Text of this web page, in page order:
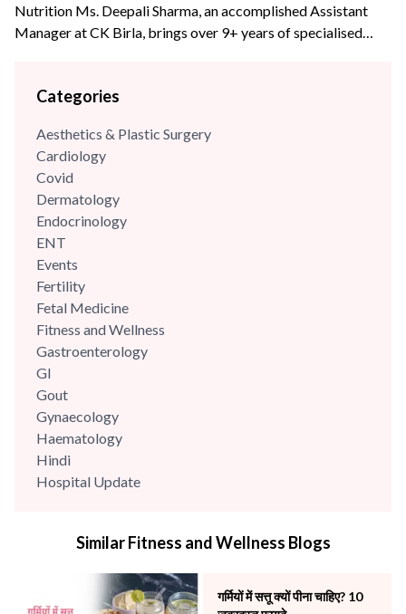
Nutrition Ms. Deepali Sharma, an accomplished Assistant
Manager at CK Birla, brings over 9+ years of specialised
leveraged her skills to enhance wellness programs and
Categories
Aesthetics & Plastic Surgery
Cardiology
Covid
Dermatology
Endocrinology
ENT
Events
Fertility
Fetal Medicine
Fitness and Wellness
Gastroenterology
GI
Gout
Gynaecology
Haematology
Hindi
Hospital Update
Mental Health
Neonatology & Paediatrics
Similar Fitness and Wellness Blogs
गर्मियों में सत्तू क्यों पीना चाहिए? 10